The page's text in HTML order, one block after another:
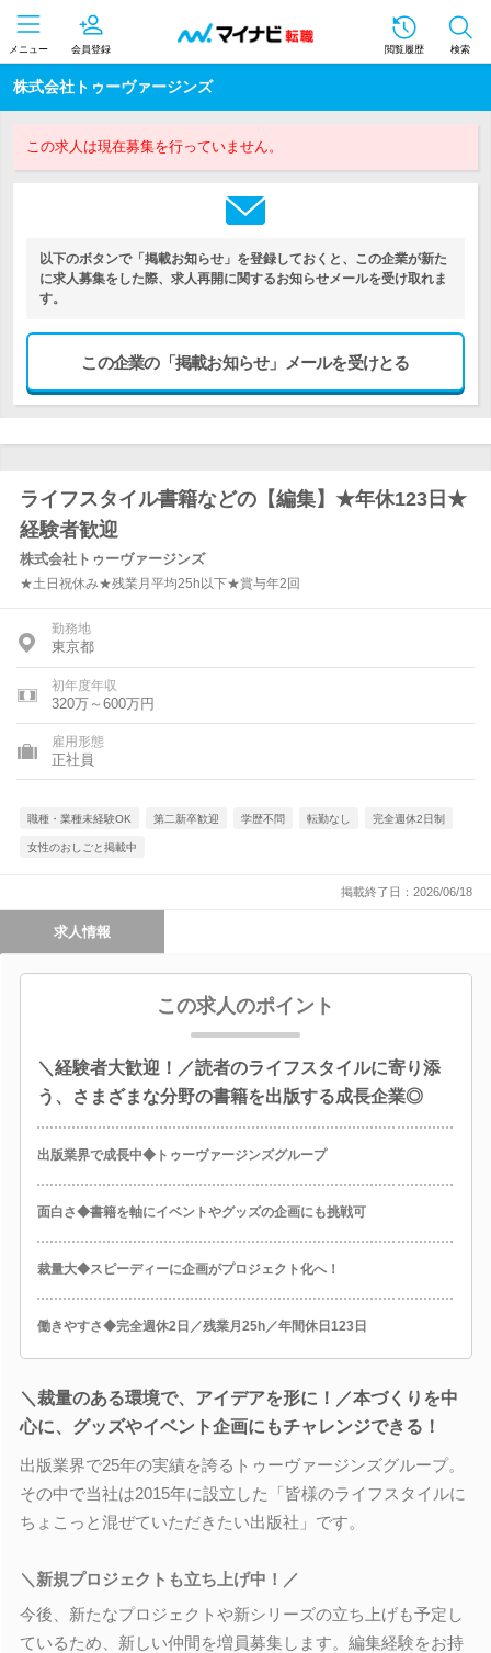
メニュー 会員登録 閲覧履歴 検索
株式会社トゥーヴァージンズ
この求人は現在募集を行っていません。
以下のボタンで「掲載お知らせ」を登録しておくと、この企業が新た
に求人募集をした際、求人再開に関するお知らせメールを受け取れま
す。
この企業の「掲載お知らせ」メールを受けとる
ライフスタイル書籍などの【編集】★年休123日★
経験者歓迎
株式会社トゥーヴァージンズ
★土日祝休み★残業月平均25h以下★賞与年2回
勤務地
東京都
初年度年収
320万～600万円
雇用形態
正社員
職種・業種未経験OK 第二新卒歓迎 学歴不問 転勤なし 完全週休2日制
女性のおしごと掲載中
掲載終了日：2026/06/18
求人情報
この求人のポイント
＼経験者大歓迎！／読者のライフスタイルに寄り添
う、さまざまな分野の書籍を出版する成長企業◎
出版業界で成長中◆トゥーヴァージンズグループ
面白さ◆書籍を軸にイベントやグッズの企画にも挑戦可
裁量大◆スピーディーに企画がプロジェクト化へ！
働きやすさ◆完全週休2日／残業月25h／年間休日123日
＼裁量のある環境で、アイデアを形に！／本づくりを中
心に、グッズやイベント企画にもチャレンジできる！
出版業界で25年の実績を誇るトゥーヴァージンズグループ。
その中で当社は2015年に設立した「皆様のライフスタイルに
ちょこっと混ぜていただきたい出版社」です。
＼新規プロジェクトも立ち上げ中！／
今後、新たなプロジェクトや新シリーズの立ち上げも予定し
ているため、新しい仲間を増員募集します。編集経験をお持